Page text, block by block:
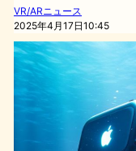
VR/ARニュース
2025年4月17日10:45